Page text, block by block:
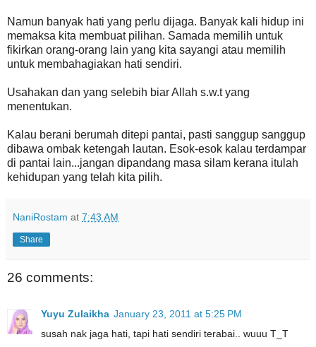
Namun banyak hati yang perlu dijaga. Banyak kali hidup ini
memaksa kita membuat pilihan. Samada memilih untuk
fikirkan orang-orang lain yang kita sayangi atau memilih
untuk membahagiakan hati sendiri.
Usahakan dan yang selebih biar Allah s.w.t yang
menentukan.
Kalau berani berumah ditepi pantai, pasti sanggup sanggup
dibawa ombak ketengah lautan. Esok-esok kalau terdampar
di pantai lain...jangan dipandang masa silam kerana itulah
kehidupan yang telah kita pilih.
NaniRostam at 7:43 AM
Share
26 comments:
Yuyu Zulaikha January 23, 2011 at 5:25 PM
susah nak jaga hati, tapi hati sendiri terabai.. wuuu T_T